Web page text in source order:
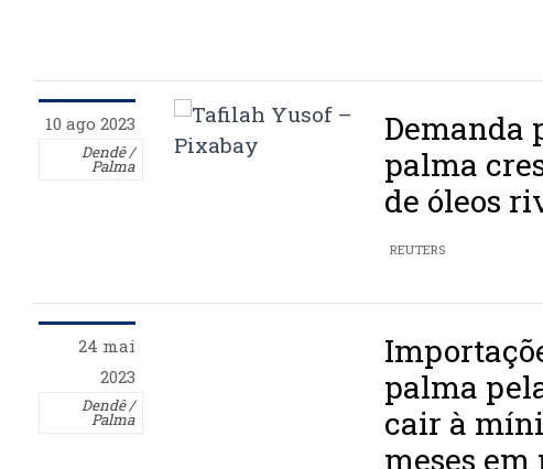
10 ago 2023
Dendê /
Palma
Demanda
palma
de óleos
REUTERS
24 mai
2023
Dendê /
Palma
palma
cair à
meses em